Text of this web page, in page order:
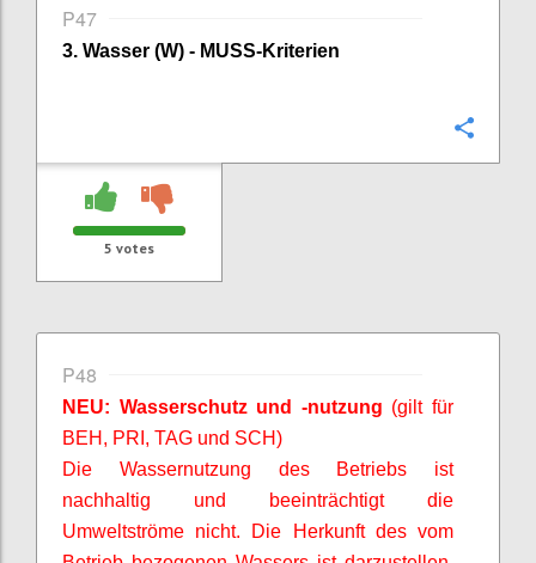
P47
3. Wasser (W) - MUSS-Kriterien
5 votes
P48
NEU: Wasserschutz und -nutzung (gilt für
BEH, PRI, TAG und SCH)
Die Wassernutzung des Betriebs ist
nachhaltig und beeinträchtigt die
Umweltströme nicht. Die Herkunft des vom